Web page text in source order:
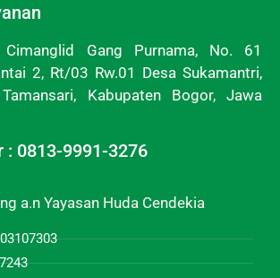
Gang Purnama, No. 61
2, Rt/03 Rw.01 Desa Sukamantri,
Kabupaten Bogor, Jawa
: 0813-9991-3276
a.n Yayasan Huda Cendekia